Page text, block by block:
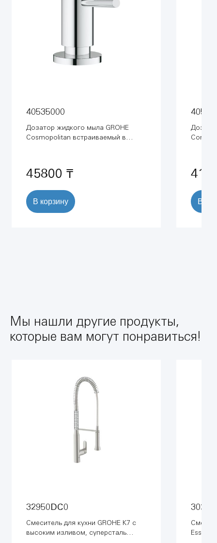
40535000
Дозатор жидкого мыла GROHE
Cosmopolitan встраиваемый в
45800 ₸
В корзину В
Мы нашли другие продукты,
которые вам могут понравиться!
32950DC0
Смеситель для кухни GROHE K7 с
высоким изливом, суперсталь